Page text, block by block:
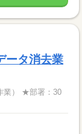
ータ消去業
：30